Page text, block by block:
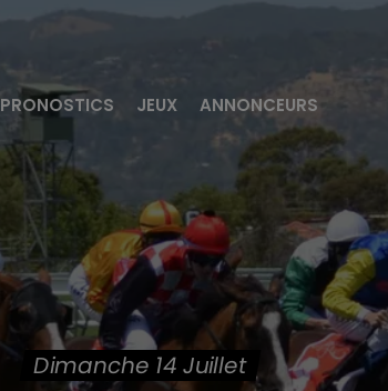
PRONOSTICS JEUX ANNONCEURS
Dimanche 14 Juillet